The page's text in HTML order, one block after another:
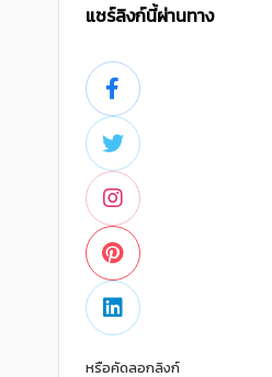
แชร์ลิงก์นี้ผ่านทาง
หรือคัดลอกลิงก์